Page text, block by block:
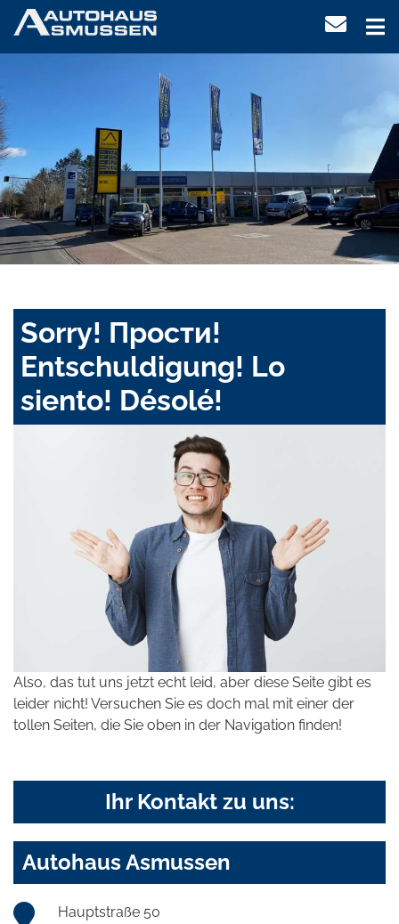
Sorry! Прости!
Entschuldigung! Lo
siento! Désolé!
Also, das tut uns jetzt echt leid, aber diese Seite gibt es
leider nicht! Versuchen Sie es doch mal mit einer der
tollen Seiten, die Sie oben in der Navigation finden!
Ihr Kontakt zu uns:
Autohaus Asmussen
Hauptstraße 50